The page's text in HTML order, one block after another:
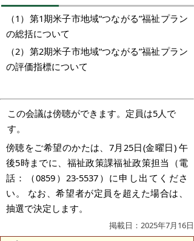
（1）第1期米子市地域“つながる”福祉プラン
の総括について
（2）第2期米子市地域“つながる”福祉プラン
の評価指標について
この会議は傍聴ができます。定員は5人で
す。
傍聴をご希望のかたは、7月25日(金曜日) 午
後5時までに、福祉政策課福祉政策担当（電
話：（0859）23-5537）に申し出てくださ
い。 なお、希望者が定員を超えた場合は、
抽選で決定します。
掲載日：2025年7月16日